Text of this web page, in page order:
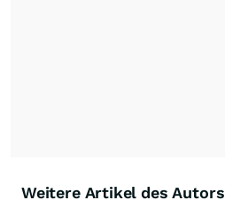
Weitere Artikel des Autors